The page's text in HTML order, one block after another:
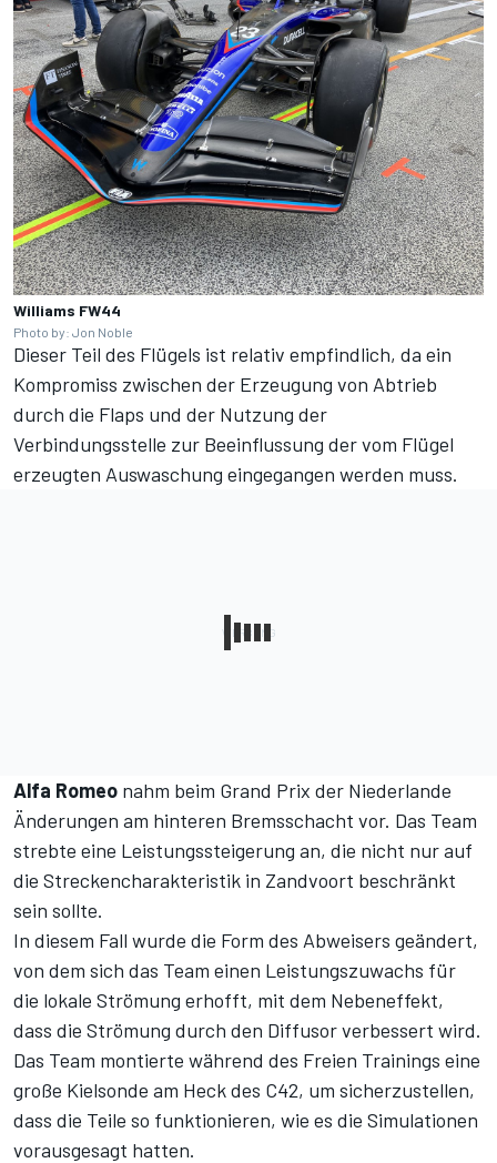
Williams FW44
Photo by: Jon Noble
Dieser Teil des Flügels ist relativ empfindlich, da ein
Kompromiss zwischen der Erzeugung von Abtrieb
durch die Flaps und der Nutzung der
Verbindungsstelle zur Beeinflussung der vom Flügel
erzeugten Auswaschung eingegangen werden muss.
Alfa Romeo nahm beim Grand Prix der Niederlande
Änderungen am hinteren Bremsschacht vor. Das Team
strebte eine Leistungssteigerung an, die nicht nur auf
die Streckencharakteristik in Zandvoort beschränkt
sein sollte.
In diesem Fall wurde die Form des Abweisers geändert,
von dem sich das Team einen Leistungszuwachs für
die lokale Strömung erhofft, mit dem Nebeneffekt,
dass die Strömung durch den Diffusor verbessert wird.
Das Team montierte während des Freien Trainings eine
große Kielsonde am Heck des C42, um sicherzustellen,
dass die Teile so funktionieren, wie es die Simulationen
vorausgesagt hatten.